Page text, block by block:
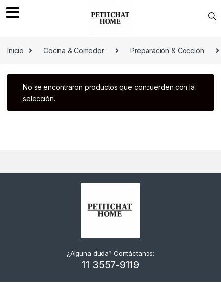
Inicio
Cocina & Comedor Preparación & Cocción
No se encontraron productos que concuerden con la
selección.
¿Alguna duda? Contáctanos:
11 3557-9119